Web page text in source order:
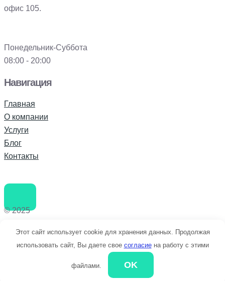
офис 105.
Понедельник-Суббота
08:00 - 20:00
Навигация
Главная
О компании
Услуги
Блог
Контакты
© 2025
Позвоните мне
Этот сайт использует cookie для хранения данных. Продолжая
использовать сайт, Вы даете свое согласиена работу с этими
файлами. OK